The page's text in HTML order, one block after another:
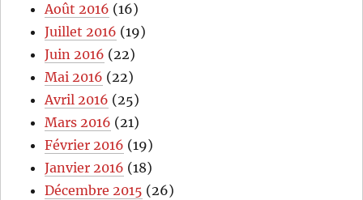
Août 2016 (16)
Juillet 2016 (19)
Juin 2016 (22)
Mai 2016 (22)
Avril 2016 (25)
Mars 2016 (21)
Février 2016 (19)
Janvier 2016 (18)
Décembre 2015 (26)